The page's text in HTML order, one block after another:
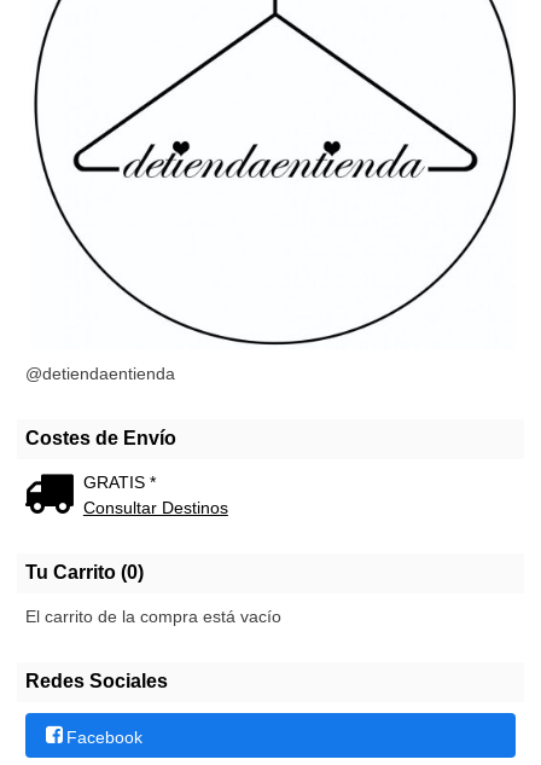
@detiendaentienda
Costes de Envío
GRATIS *
Consultar Destinos
Tu Carrito (0)
El carrito de la compra está vacío
Redes Sociales
Facebook